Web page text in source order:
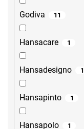
Godiva 11
Hansacare 1
Hansadesigno 1
Hansapinto 1
Hansapolo 1